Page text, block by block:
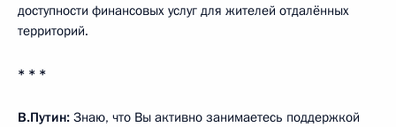
доступности финансовых услуг для жителей отдалённых
территорий.
* * *
В.Путин: Знаю, что Вы активно занимаетесь поддержкой